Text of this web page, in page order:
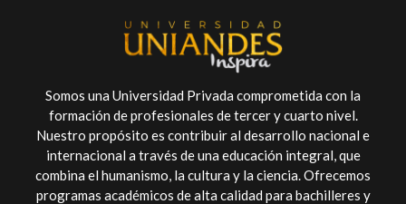
Somos una Universidad Privada comprometida con la
formación de profesionales de tercer y cuarto nivel.
Nuestro propósito es contribuir al desarrollo nacional e
internacional a través de una educación integral, que
combina el humanismo, la cultura y la ciencia. Ofrecemos
programas académicos de alta calidad para bachilleres y